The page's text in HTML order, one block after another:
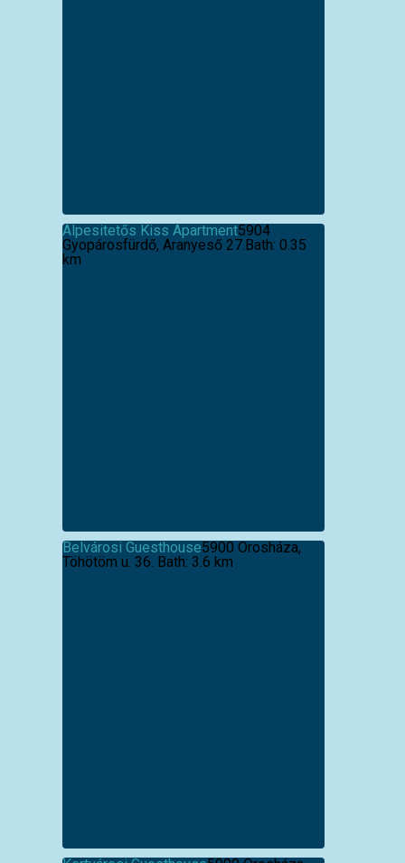
Alpesitetős Kiss Apartment5904
Gyopárosfürdő, Aranyeső 27.Bath: 0.35
km
Belvárosi Guesthouse5900 Orosháza,
Töhötöm u. 36. Bath: 3.6 km